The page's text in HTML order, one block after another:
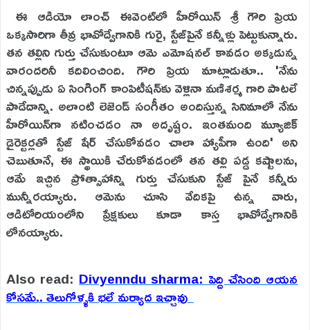
ఈ ఆడియో లాంచ్ ఈవెంట్‌లో హీరోయిన్ శ్రీ గౌరి ప్రియ
ఒక్కసారిగా తీవ్ర భావోద్వేగానికి గురై, స్టేజ్‌పైనే కన్నీళ్లు పెట్టుకున్నారు.
తన తల్లిని గుర్తు చేసుకుంటూ ఆమె ఎమోషనల్ కావడం అక్కడున్న
వారందరినీ కదిలించింది. గౌరి ప్రియ మాట్లాడుతూ.. 'నేను
చిన్నప్పుడు ఏ సింగింగ్ కాంపిటీషన్‌కు వెళ్లినా మణిశర్మ గారి పాటలే
పాడేదాన్ని. అలాంటి లెజెండ్ సంగీతం అందిస్తున్న సినిమాలో నేను
హీరోయిన్‌గా నటించడం నా అదృష్టం. ఇంతమంది మ్యూజిక్
డైరెక్టర్లతో స్టేజ్ షేర్ చేసుకోవడం చాలా హ్యాపీగా ఉంది' అని
చెబుతూనే, ఈ స్థాయికి చేరుకోవడంలో తన తల్లి పడ్డ కష్టాలను,
ఆమే ఇచ్చిన ప్రోత్సాహాన్ని గుర్తు చేసుకుని స్టేజ్ పైనే కన్నీరు
మున్నీరయ్యారు. ఆమెను చూసి వేదికపై ఉన్న వారు,
ఆడిటోరియంలోని ప్రేక్షకులు కూడా కాస్త భావోద్వేగానికి
లోనయ్యారు.
Also read:Divyenndu sharma: పెద్ది చేసింది ఆయన
కోసమే.. తెలుగోళ్ళకి భలే మర్యాద ఇచ్చావు